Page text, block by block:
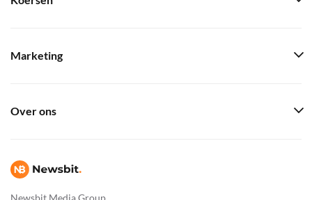
Newsbit Media Group
Marketing
Over ons